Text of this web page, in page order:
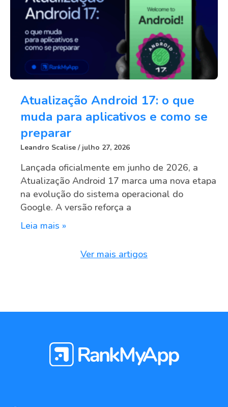
Atualização Android 17: o que
muda para aplicativos e como se
preparar
Leandro Scalise julho 27, 2026
Lançada oficialmente em junho de 2026, a
Atualização Android 17 marca uma nova etapa
na evolução do sistema operacional do
Google. A versão reforça a
Leia mais »
Ver mais artigos